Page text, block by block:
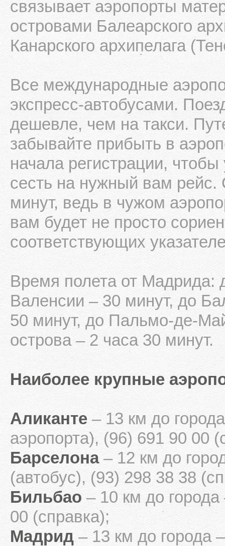
связывает аэропорты
островами Балеарского
Канарского архипелага
Все международные
экспресс-автобусами.
дешевле, чем на такси.
забывайте прибыть в
начала регистрации, чтобы
сесть на нужный вам рейс.
минут, ведь в чужом
вам будет не просто
соответствующих
Время полета от Мадрида:
Валенсии – 30 минут, до
50 минут, до Пальмо-де-
острова – 2 часа 30 минут.
Наиболее крупные
Аликанте – 13 км до
аэропорта), (96) 691 90 00
Барселона– 12 км до
(автобус), (93) 298 38 38
Бильбао – 10 км до
00 (справка);
Мадрид – 13 км до города